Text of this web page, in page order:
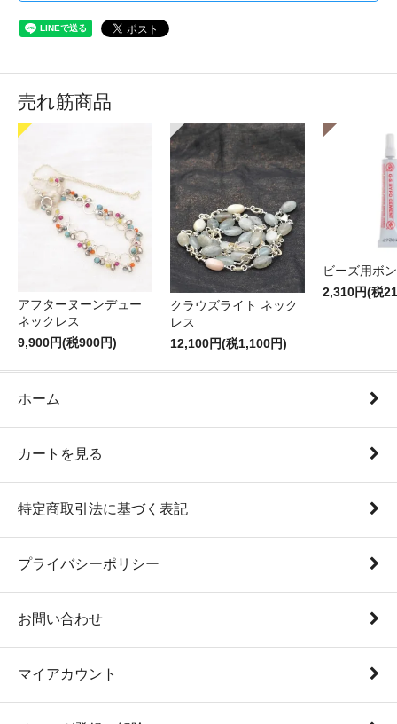
売れ筋商品
アフターヌーンデュー
ネックレス
9,900円(税900円)
クラウズライト ネック
レス
12,100円(税1,100円)
ビーズ用ボ
2,310円(税
ホーム
カートを見る
特定商取引法に基づく表記
プライバシーポリシー
お問い合わせ
マイアカウント